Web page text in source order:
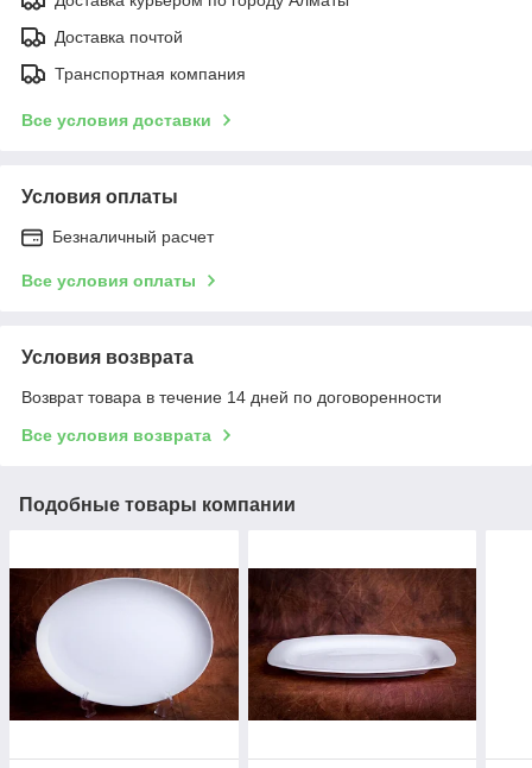
Доставка почтой
Транспортная компания
Все условия доставки
Условия оплаты
Безналичный расчет
Все условия оплаты
Условия возврата
Возврат товара в течение 14 дней по договоренности
Все условия возврата
Подобные товары компании